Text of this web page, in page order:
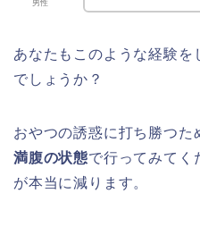
男性
あなたもこのような経験を
でしょうか？
おやつの誘惑に打ち勝つた
満腹の状態で行ってみてく
が本当に減ります。